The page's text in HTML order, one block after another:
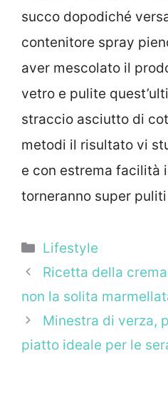
succo dopodiché
contenitore spray
aver mescolato il
vetro e pulite
straccio asciutto di
metodi il risultato vi
e con estrema facilità
torneranno super
Categorie
Lifestyle
Ricetta della
non la solita
Minestra di verza,
piatto ideale per le